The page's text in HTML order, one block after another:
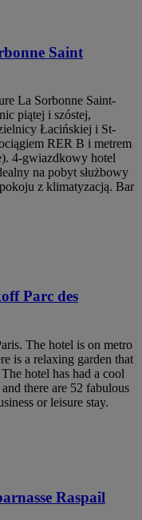
Saint
La Sorbonne Saint-
piątej i szóstej,
Łacińskiej i St-
RER B i metrem
4-gwiazdkowy hotel
na pobyt służbowy
z klimatyzacją. Bar
Parc des
The hotel is on metro
is a relaxing garden that
hotel has had a cool
there are 52 fabulous
or leisure stay.
Raspail